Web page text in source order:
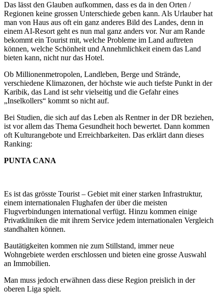
Das lässt den Glauben aufkommen, dass es da in den Orten /
Regionen keine grossen Unterschiede geben kann. Als Urlauber hat
man von Haus aus oft ein ganz anderes Bild des Landes, denn in
einem AI-Resort geht es nun mal ganz anders vor. Nur am Rande
bekommt ein Tourist mit, welche Probleme im Land auftreten
können, welche Schönheit und Annehmlichkeit einem das Land
bieten kann, nicht nur das Hotel.
Ob Millionenmetropolen, Landleben, Berge und Strände,
verschiedene Klimazonen, der höchste wie auch tiefste Punkt in der
Karibik, das Land ist sehr vielseitig und die Gefahr eines
„Inselkollers“ kommt so nicht auf.
Bei Studien, die sich auf das Leben als Rentner in der DR beziehen,
ist vor allem das Thema Gesundheit hoch bewertet. Dann kommen
oft Kulturangebote und Erreichbarkeiten. Das erklärt dann dieses
Ranking:
PUNTA CANA
Es ist das grösste Tourist – Gebiet mit einer starken Infrastruktur,
einem internationalen Flughafen der über die meisten
Flugverbindungen international verfügt. Hinzu kommen einige
Privatkliniken die mit ihrem Service jedem internationalen Vergleich
standhalten können.
Bautätigkeiten kommen nie zum Stillstand, immer neue
Wohngebiete werden erschlossen und bieten eine grosse Auswahl
an Immobilien.
Man muss jedoch erwähnen dass diese Region preislich in der
oberen Liga spielt.